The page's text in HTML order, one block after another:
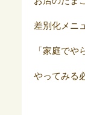
差別化メニ
「家庭でや
やってみる